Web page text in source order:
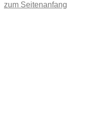
zum Seitenanfang